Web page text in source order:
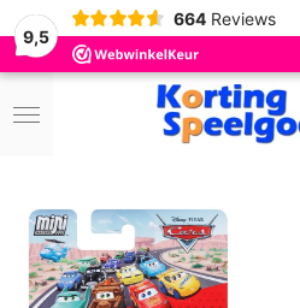
9,5
664 Reviews